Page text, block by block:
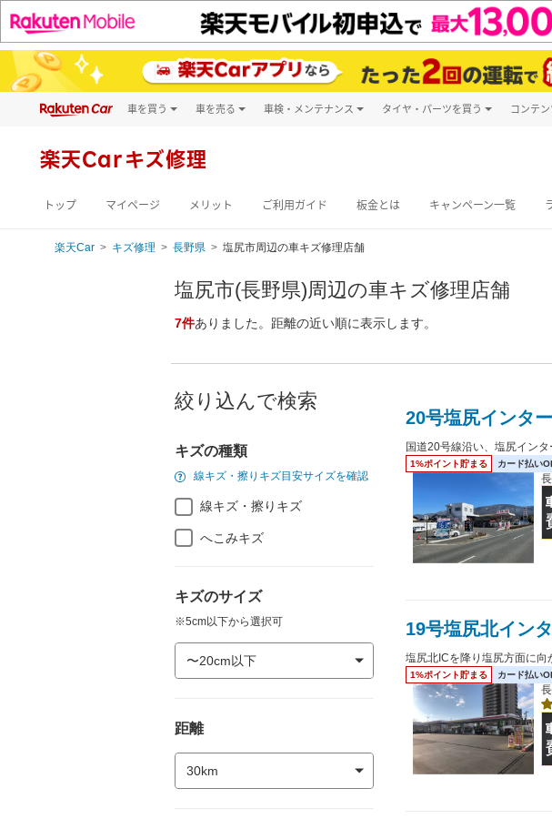
車を買う
新車
車を売る 車検・メンテナンス タイヤ・パーツを買う コンテン
楽天Carキズ修理
トップ マイページ メリット ご利用ガイド 板金とは キャンペーン一覧
楽天Car キズ修理 長野県 塩尻市周辺の車キズ修理店舗
塩尻市(長野県)周辺の車キズ修理店舗
7件ありました。距離の近い順に表示します。
絞り込んで検索
キズの種類
線キズ・擦りキズ目安サイズを確認
線キズ・擦りキズ
へこみキズ
キズのサイズ
※5cm以下から選択可
距離
20号塩尻インタ
国道20号線沿い、塩尻インタ
1%ポイント貯まる カード払い
19号塩尻北イン
塩尻北ICを降り塩尻方面に向
1%ポイント貯まる カード払い